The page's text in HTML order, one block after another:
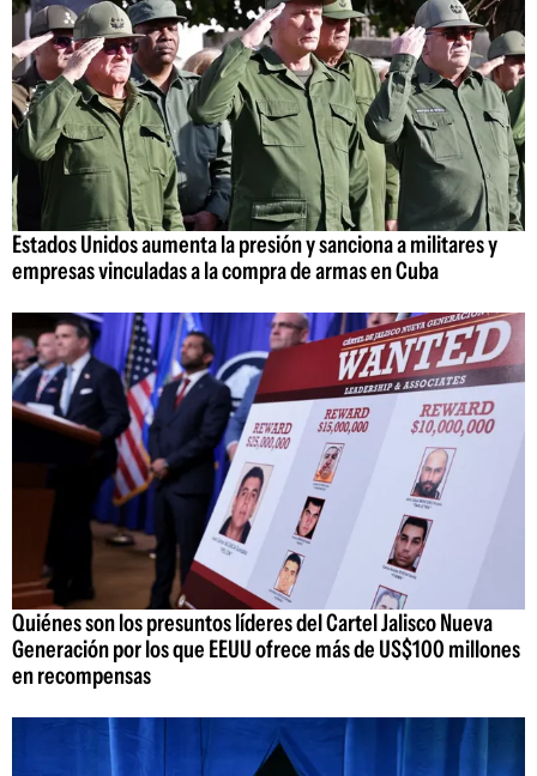
Estados Unidos aumenta la presión y sanciona a militares y
empresas vinculadas a la compra de armas en Cuba
Quiénes son los presuntos líderes del Cartel Jalisco Nueva
Generación por los que EEUU ofrece más de US$100 millones
en recompensas